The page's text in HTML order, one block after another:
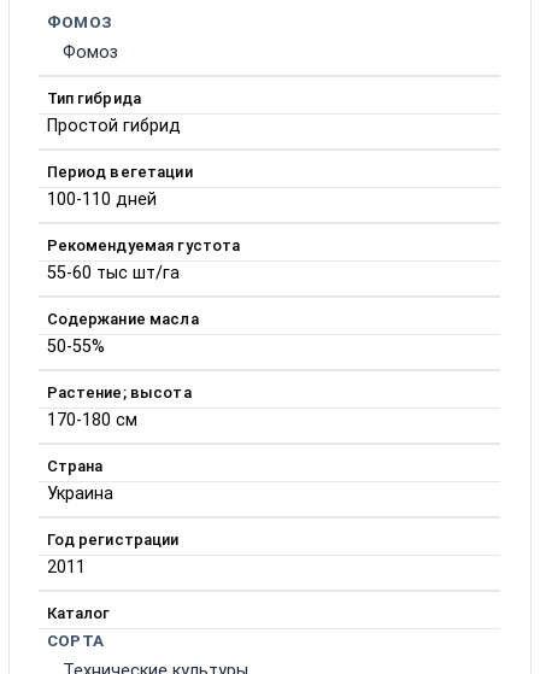
ФОМОЗ
Фомоз
Тип гибрида
Простой гибрид
Период вегетации
100-110 дней
Рекомендуемая густота
55-60 тыс шт/га
Содержание масла
50-55%
Растение; высота
170-180 см
Страна
Украина
Год регистрации
2011
Каталог
СОРТА